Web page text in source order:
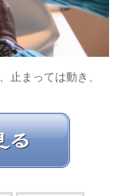
止まっては動き、